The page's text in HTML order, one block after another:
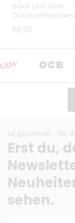
Black Leaf Glow
Durchziehkopf
€8,00
5€ geschenkt - für
Erst du,
sehen.